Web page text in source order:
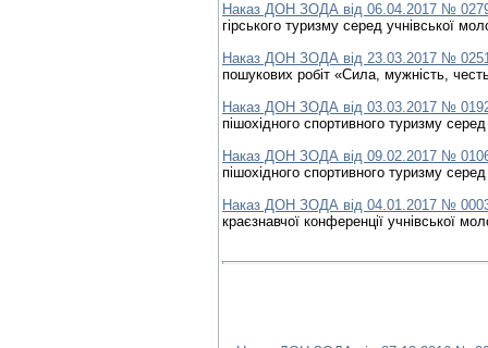
Наказ ДОН ЗОДА від 06.04.2017 №
гірського туризму серед учнівської
Наказ ДОН ЗОДА від 23.03.2017 №
пошукових робіт «Сила, мужність,
Наказ ДОН ЗОДА від 03.03.2017 №
пішохідного спортивного туризму
Наказ ДОН ЗОДА від 09.02.2017 №
пішохідного спортивного туризму
Наказ ДОН ЗОДА від 04.01.2017 №
краєзнавчої конференції учнівської